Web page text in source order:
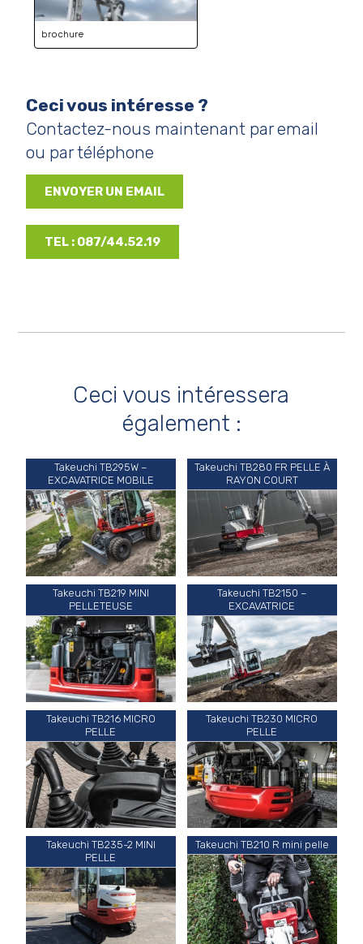
brochure
Ceci vous intéresse ?
Contactez-nous maintenant par email
ou par téléphone
ENVOYER UN EMAIL
TEL : 087/44.52.19
Ceci vous intéressera
également :
Takeuchi TB295W –
EXCAVATRICE MOBILE
Takeuchi TB280 FR PELLE À
RAYON COURT
Takeuchi TB219 MINI
PELLETEUSE
Takeuchi TB2150 –
EXCAVATRICE
Takeuchi TB216 MICRO
PELLE
Takeuchi TB230 MICRO
PELLE
Takeuchi TB235-2 MINI
PELLE
Takeuchi TB210 R mini pelle